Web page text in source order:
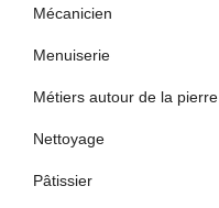
Mécanicien
Menuiserie
Métiers autour de la pierre
Nettoyage
Pâtissier